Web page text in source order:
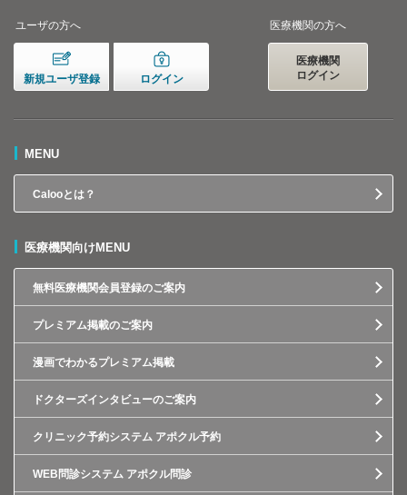
ユーザの方へ
新規ユーザ登録 ログイン
医療機関の方へ
医療機関
ログイン
MENU
Calooとは？
医療機関向けMENU
無料医療機関会員登録のご案内
プレミアム掲載のご案内
漫画でわかるプレミアム掲載
ドクターズインタビューのご案内
クリニック予約システム アポクル予約
WEB問診システム アポクル問診